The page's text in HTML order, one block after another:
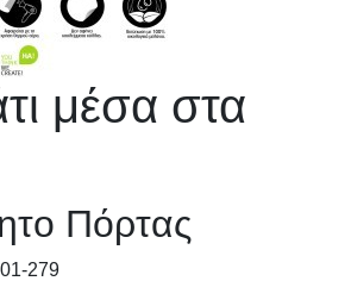
μέσα στα
Πόρτας
279